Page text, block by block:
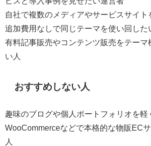
自社で複数のメディアやサービスサイト
追加費用なしで同じテーマを使い回した
有料記事販売やコンテンツ販売をテーマ
い人
おすすめしない人
趣味のブログや個人ポートフォリオを軽
WooCommerceなどで本格的な物販EC
人